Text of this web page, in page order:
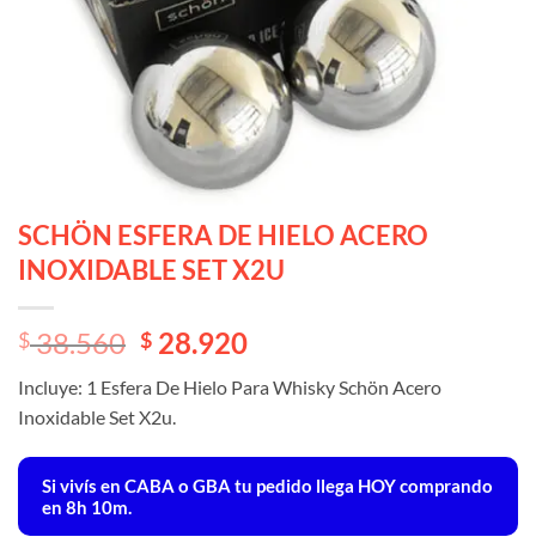
SCHÖN ESFERA DE HIELO ACERO
INOXIDABLE SET X2U
El
original
era:
$ 38.560.
$38.560 El
actual
es:
$ 38.560.
$ 28.920
Incluye: 1 Esfera De Hielo Para Whisky Schön Acero
Inoxidable Set X2u.
Si vivís en CABA o GBA tu pedido llega HOYcomprando
en 8h 10m.